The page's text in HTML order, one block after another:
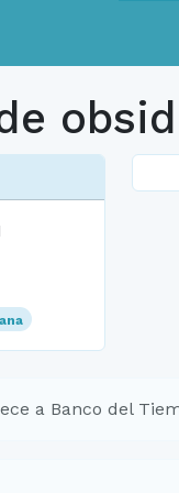
a Banco del